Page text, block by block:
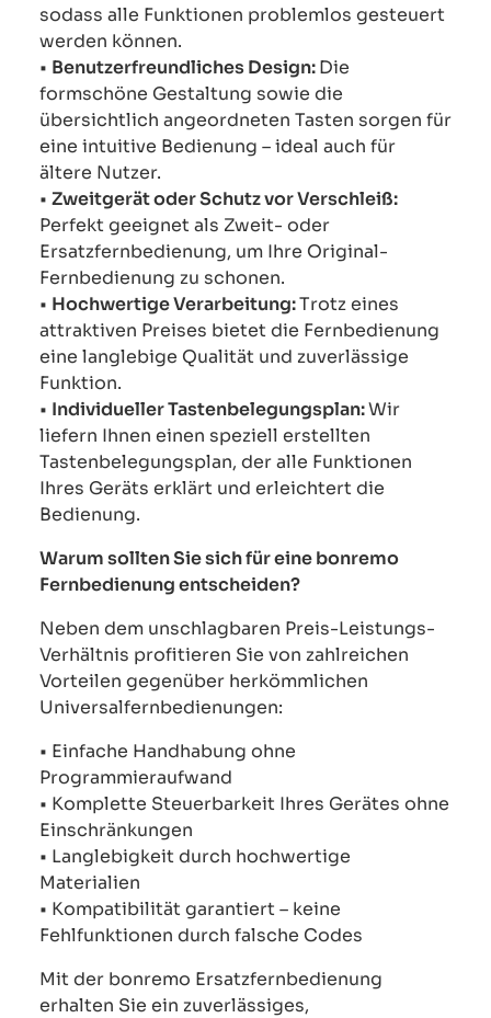
sodass alle Funktionen problemlos gesteuert
werden können.
• Benutzerfreundliches Design:Die
formschöne Gestaltung sowie die
übersichtlich angeordneten Tasten sorgen für
eine intuitive Bedienung – ideal auch für
ältere Nutzer.
• Zweitgerät oder Schutz vor Verschleiß:
Perfekt geeignet als Zweit- oder
Ersatzfernbedienung, um Ihre Original-
Fernbedienung zu schonen.
• Hochwertige Verarbeitung:Trotz eines
attraktiven Preises bietet die Fernbedienung
eine langlebige Qualität und zuverlässige
Funktion.
• Individueller Tastenbelegungsplan:Wir
liefern Ihnen einen speziell erstellten
Tastenbelegungsplan, der alle Funktionen
Ihres Geräts erklärt und erleichtert die
Bedienung.
Warum sollten Sie sich für eine bonremo
Fernbedienung entscheiden?
Neben dem unschlagbaren Preis-Leistungs-
Verhältnis profitieren Sie von zahlreichen
Vorteilen gegenüber herkömmlichen
Universalfernbedienungen:
• Einfache Handhabung ohne
Programmieraufwand
• Komplette Steuerbarkeit Ihres Gerätes ohne
Einschränkungen
• Langlebigkeit durch hochwertige
Materialien
• Kompatibilität garantiert – keine
Fehlfunktionen durch falsche Codes
Mit der bonremo Ersatzfernbedienung
erhalten Sie ein zuverlässiges,